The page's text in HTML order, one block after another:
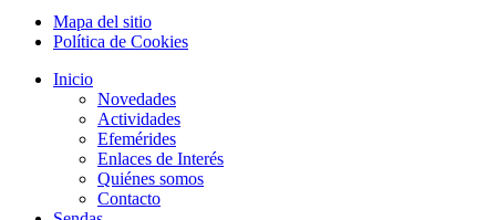
Mapa del sitio
Política de Cookies
Inicio
Novedades
Actividades
Efemérides
Enlaces de Interés
Quiénes somos
Contacto